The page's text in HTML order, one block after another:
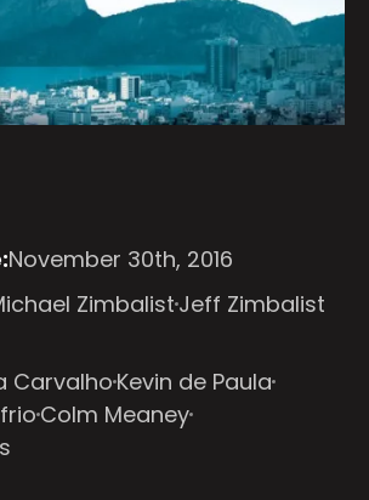
November 30th, 2016
Zimbalist Jeff Zimbalist
Carvalho Kevin de Paula
Colm Meaney